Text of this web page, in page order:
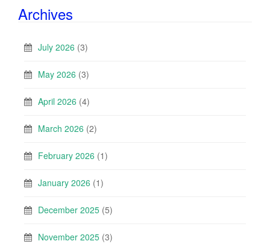
Archives
July 2026 (3)
May 2026 (3)
April 2026 (4)
March 2026 (2)
February 2026 (1)
January 2026 (1)
December 2025 (5)
November 2025 (3)